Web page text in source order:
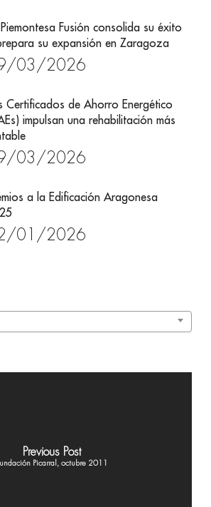
Piemontesa Fusión consolida su éxito
su expansión en Zaragoza
03/2026
Certificados de Ahorro Energético
impulsan una rehabilitación más
03/2026
a la Edificación Aragonesa
01/2026
Previous Post
Picarral, octubre 2011